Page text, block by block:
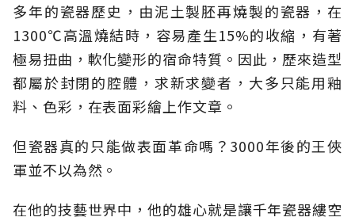
多年的瓷器歷史，由泥土製胚再燒製的瓷器，在
1300℃高溫燒結時，容易產生15%的收縮，有著
極易扭曲，軟化變形的宿命特質。因此，歷來造型
都屬於封閉的腔體，求新求變者，大多只能用釉
料、色彩，在表面彩繪上作文章。
但瓷器真的只能做表面革命嗎？3000年後的王俠
軍並不以為然。
在他的技藝世界中，他的雄心就是讓千年瓷器縷空